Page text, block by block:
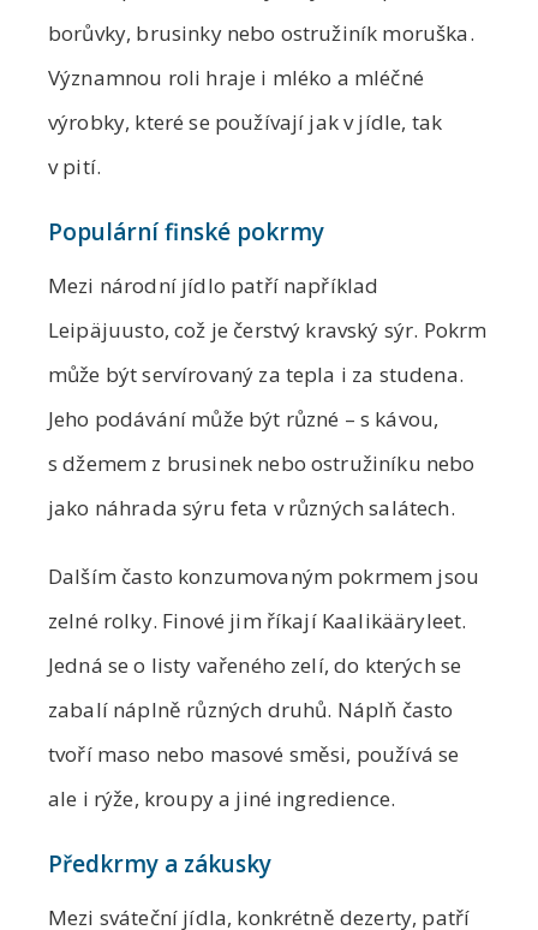
borůvky, brusinky nebo ostružiník moruška.
Významnou roli hraje i mléko a mléčné
výrobky, které se používají jak v jídle, tak
v pití.
Populární finské pokrmy
Mezi národní jídlo patří například
Leipäjuusto, což je čerstvý kravský sýr. Pokrm
může být servírovaný za tepla i za studena.
Jeho podávání může být různé – s kávou,
s džemem z brusinek nebo ostružiníku nebo
jako náhrada sýru feta v různých salátech.
Dalším často konzumovaným pokrmem jsou
zelné rolky. Finové jim říkají Kaalikääryleet.
Jedná se o listy vařeného zelí, do kterých se
zabalí náplně různých druhů. Náplň často
tvoří maso nebo masové směsi, používá se
ale i rýže, kroupy a jiné ingredience.
Předkrmy a zákusky
Mezi sváteční jídla, konkrétně dezerty, patří